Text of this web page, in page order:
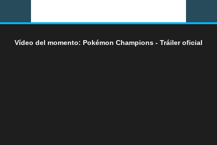
Vídeo del momento: Pokémon Champions - Tráiler oficial